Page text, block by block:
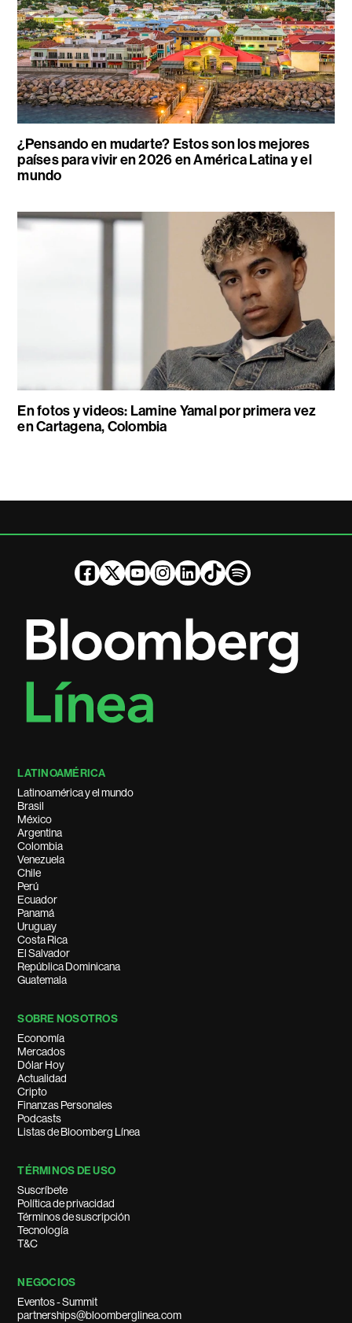
¿Pensando en mudarte? Estos son los mejores
países para vivir en 2026 en América Latina y el
mundo
En fotos y videos: Lamine Yamal por primera vez
en Cartagena, Colombia
LATINOAMÉRICA
Latinoamérica y el mundo
Brasil
México
Argentina
Colombia
Venezuela
Chile
Perú
Ecuador
Panamá
Uruguay
Costa Rica
El Salvador
República Dominicana
Guatemala
SOBRE NOSOTROS
Economía
Mercados
Dólar Hoy
Actualidad
Cripto
Finanzas Personales
Podcasts
Listas de Bloomberg Línea
TÉRMINOS DE USO
Suscríbete
Política de privacidad
Términos de suscripción
Tecnología
T&C
NEGOCIOS
Eventos - Summit
partnerships@bloomberglinea.com